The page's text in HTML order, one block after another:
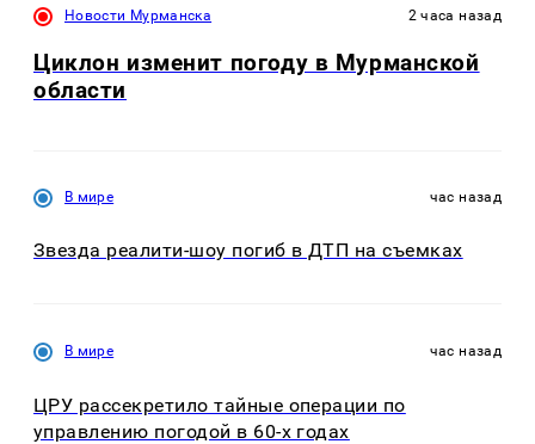
Новости Мурманска 2 часа назад
Циклон изменит погоду в Мурманской
области
В мире час назад
Звезда реалити-шоу погиб в ДТП на съемках
В мире час назад
ЦРУ рассекретило тайные операции по
управлению погодой в 60-х годах